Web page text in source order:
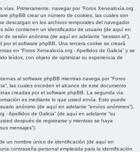
vías. Primeramente, navegar por “Foros Xenealoxía.org
phpBB crear un número de cookies, las cuales son
descargan en los archivos temporales del navegador
sólo contienen un identificador de usuario (de aquí en
de sesión anónima (de aquí en adelante “session-id”),
por el software phpBB. Una tercera cookie se creará
en “Foros Xenealoxía.org - Apellidos de Galicia” y se
leídos, con objeto de optimizar su experiencia de
al software phpBB mientras navega por “Foros
las cuales exceden el alcance de este documento
creadas por el software phpBB. La segunda vía
es mediante lo que usted envía. Esto puede
anónimo (de aquí en adelante “envíos anónimos”),
- Apellidos de Galicia” (de aquí en adelante “su
después de registrarse y mientras se haya
mensajes”).
un nombre único de identificación (de aquí en
contraseña personal empleada para la identificación